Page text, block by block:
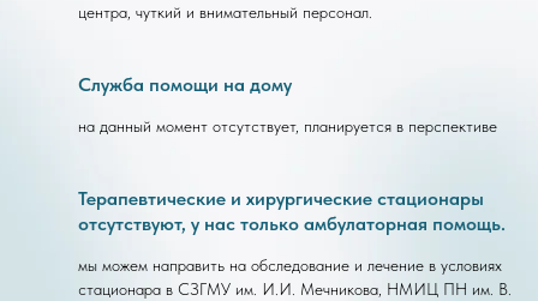
центра, чуткий и внимательный персонал.
Служба помощи на дому
на данный момент отсутствует, планируется в перспективе
Терапевтические и хирургические стационары
отсутствуют, у нас только амбулаторная помощь.
мы можем направить на обследование и лечение в условиях
стационара в СЗГМУ им. И.И. Мечникова, НМИЦ ПН им. В.